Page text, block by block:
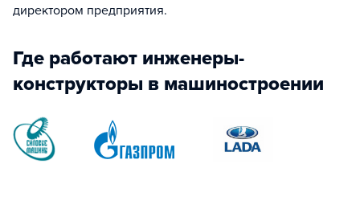
директором предприятия.
Где работают инженеры-
конструкторы в машиностроении